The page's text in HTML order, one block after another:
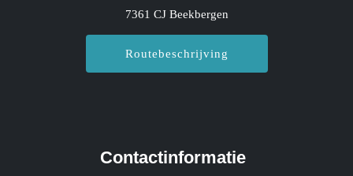
7361 CJ Beekbergen
Routebeschrijving
Contactinformatie